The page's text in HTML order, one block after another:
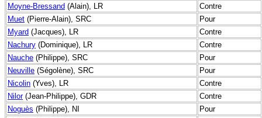
Moyne-Bressand (Alain), LR
Contre
Muet (Pierre-Alain), SRC
Pour
Myard (Jacques), LR
Contre
Nachury (Dominique), LR
Contre
Nauche (Philippe), SRC
Pour
Neuville (Ségolène), SRC
Pour
Nicolin (Yves), LR
Contre
Nilor(Jean-Philippe), GDR
Contre
Noguès (Philippe), NI
Pour